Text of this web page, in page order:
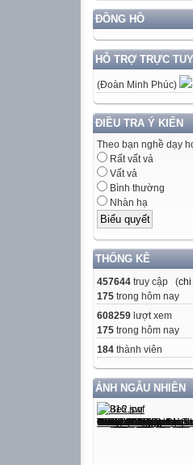
ĐỒNG HỒ
HỖ TRỢ TRỰC
(Đoàn Minh Phúc)
ĐIỀU TRA Ý KIẾN
Theo bạn nghề dạy
Rất vất vả
Vất vả
Bình thường
Nhàn hạ
THỐNG KÊ
457644 truy cập (chi
175 trong hôm nay
608259 lượt xem
175 trong hôm nay
184 thành viên
ẢNH NGẪU NHIÊN